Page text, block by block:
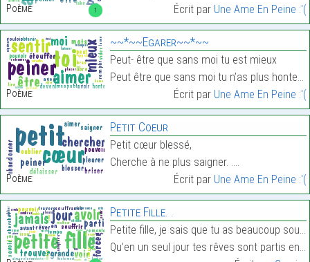
1
Poème:
Écrit par Une Ame En Peine :'(
Poème:
~~*~~Egarer~~*~~
Peut- être que sans moi tu est mieux
Peut être que sans moi tu n’as plus honte…
Écrit par Une Ame En Peine :'(
Poème:
Petit Coeur
Petit cœur blessé,
Cherche à ne plus saigner. .…
Écrit par Une Ame En Peine :'(
Petite Fille. .
Petite fille, je sais que tu as beaucoup souffert,
Qu’en un seul jour tes rêves sont partis en poussi…